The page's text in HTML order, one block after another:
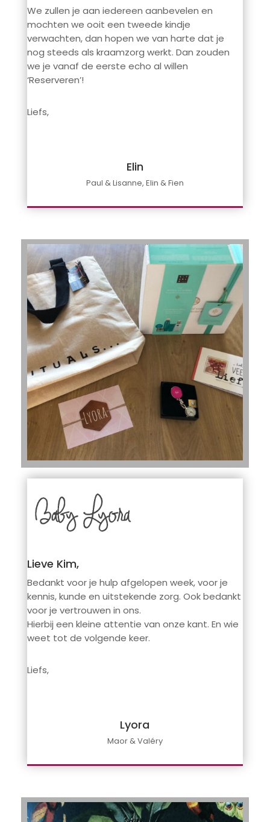
We zullen je aan iedereen aanbevelen en
mochten we ooit een tweede kindje
verwachten, dan hopen we van harte dat je
nog steeds als kraamzorg werkt. Dan zouden
we je vanaf de eerste echo al willen
‘Reserveren’!
Liefs,
Elin
Paul & Lisanne, Elin & Fien
Lieve Kim,
Bedankt voor je hulp afgelopen week, voor je
kennis, kunde en uitstekende zorg. Ook bedankt
voor je vertrouwen in ons.
Hierbij een kleine attentie van onze kant. En wie
weet tot de volgende keer.
Liefs,
Lyora
Maor & Valéry